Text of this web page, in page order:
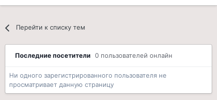
Перейти к списку тем
Последние посетители 0 пользователей онлайн
Ни одного зарегистрированного пользователя не
просматривает данную страницу